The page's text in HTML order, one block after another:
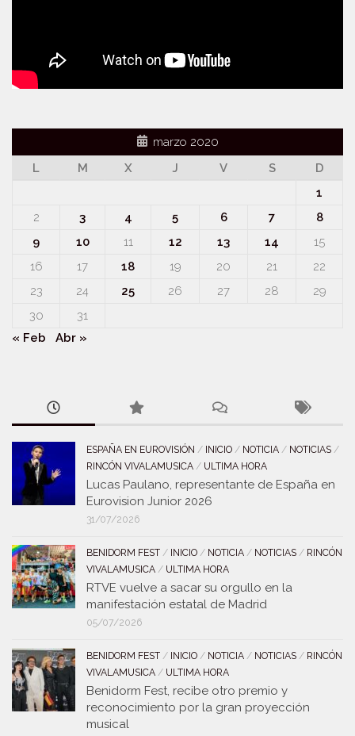
marzo 2020
L
M X J V S
D
1
2
3 4 5 6 7
8
9
10 11 12 13 14
15
16
17 18 19 20 21
22
23
24 25 26 27 28
29
30
31
« Feb
Abr »
ESPAÑA EN EUROVISIÓN / INICIO / NOTICIA / NOTICIAS /
RINCÓN VIVALAMUSICA / ULTIMA HORA
Lucas Paulano, representante de España en
Eurovision Junior 2026
31/07/2026
BENIDORM FEST / INICIO / NOTICIA / NOTICIAS / RINCÓN
VIVALAMUSICA / ULTIMA HORA
RTVE vuelve a sacar su orgullo en la
manifestación estatal de Madrid
05/07/2026
BENIDORM FEST / INICIO / NOTICIA / NOTICIAS / RINCÓN
VIVALAMUSICA / ULTIMA HORA
Benidorm Fest, recibe otro premio y
reconocimiento por la gran proyección
musical